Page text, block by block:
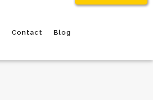
Contact Blog